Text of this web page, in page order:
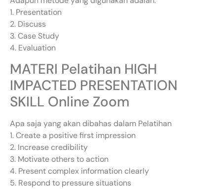
1. Presentation
2. Discuss
3. Case Study
4. Evaluation
MATERI Pelatihan HIGH
IMPACTED PRESENTATION
SKILL Online Zoom
Apa saja yang akan dibahas dalam Pelatihan
1. Create a positive first impression
2. Increase credibility
3. Motivate others to action
4. Present complex information clearly
5. Respond to pressure situations